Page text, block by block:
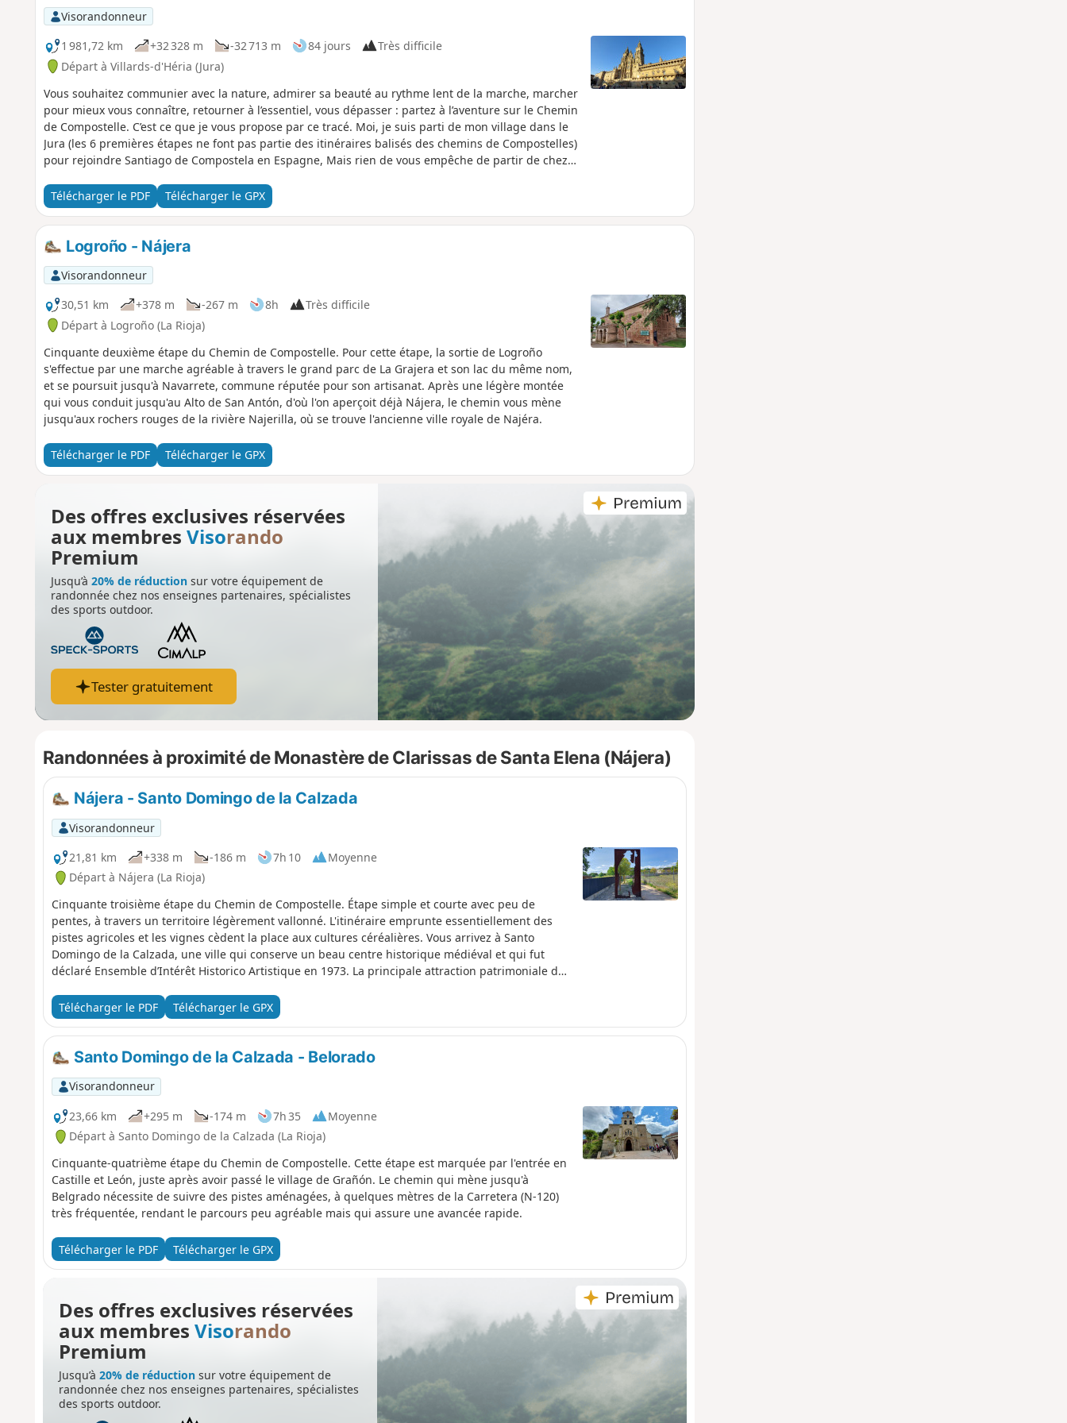
Visorandonneur
1 981,72 km
+32 328 m -32 713 m 84 jours
Très difficile
Départ à Villards-d'Héria (Jura)
Vous souhaitez communier avec la nature, admirer sa beauté au rythme lent de la marche, marcher
pour mieux vous connaître, retourner à l’essentiel, vous dépasser : partez à l’aventure sur le Chemin
de Compostelle. C’est ce que je vous propose par ce tracé. Moi, je suis parti de mon village dans le
Jura (les 6 premières étapes ne font pas partie des itinéraires balisés des chemins de Compostelles)
pour rejoindre Santiago de Compostela en Espagne, Mais rien de vous empêche de partir de chez
parcours. .
Télécharger le PDF Télécharger le GPX
Logroño - Nájera
Visorandonneur
30,51 km
+378 m -267 m 8h
Très difficile
Départ à Logroño (La Rioja)
Cinquante deuxième étape du Chemin de Compostelle. Pour cette étape, la sortie de Logroño
s'effectue par une marche agréable à travers le grand parc de La Grajera et son lac du même nom,
et se poursuit jusqu'à Navarrete, commune réputée pour son artisanat. Après une légère montée
qui vous conduit jusqu'au Alto de San Antón, d'où l'on aperçoit déjà Nájera, le chemin vous mène
jusqu'aux rochers rouges de la rivière Najerilla, où se trouve l'ancienne ville royale de Najéra.
Télécharger le PDF Télécharger le GPX
Des offres exclusives réservées
aux membres Visorando
Premium
Jusqu’à 20% de réductionsur votre équipement de
randonnée chez nos enseignes partenaires, spécialistes
des sports outdoor.
Tester gratuitement
Randonnées à proximité de Monastère de Clarissas de Santa Elena (Nájera)
Nájera - Santo Domingo de la Calzada
Visorandonneur
21,81 km
+338 m -186 m 7h 10
Moyenne
Départ à Nájera (La Rioja)
Cinquante troisième étape du Chemin de Compostelle. Étape simple et courte avec peu de
pentes, à travers un territoire légèrement vallonné. L'itinéraire emprunte essentiellement des
pistes agricoles et les vignes cèdent la place aux cultures céréalières. Vous arrivez à Santo
Domingo de la Calzada, une ville qui conserve un beau centre historique médiéval et qui fut
déclaré Ensemble d’Intérêt Historico Artistique en 1973. La principale attraction patrimoniale de
Télécharger le PDF
Télécharger le GPX
Santo Domingo de la Calzada - Belorado
Visorandonneur
23,66 km
+295 m -174 m 7h 35
Moyenne
Départ à Santo Domingo de la Calzada (La Rioja)
Cinquante-quatrième étape du Chemin de Compostelle. Cette étape est marquée par l'entrée en
Castille et León, juste après avoir passé le village de Grañón. Le chemin qui mène jusqu'à
Belgrado nécessite de suivre des pistes aménagées, à quelques mètres de la Carretera (N-120)
très fréquentée, rendant le parcours peu agréable mais qui assure une avancée rapide.
Télécharger le PDF Télécharger le GPX
Des offres exclusives réservées
aux membres Visorando
Premium
Jusqu’à 20% de réductionsur votre équipement de
randonnée chez nos enseignes partenaires, spécialistes
des sports outdoor.